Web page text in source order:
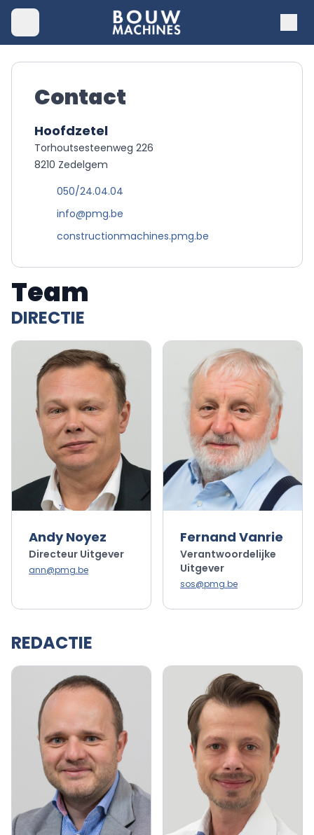
Team
DIRECTIE
Andy Noyez
Directeur Uitgever
ann@pmg.be
Fernand Vanrie
Verantwoordelijke
Uitgever
sos@pmg.be
REDACTIE
Contact
Hoofdzetel
Torhoutsesteenweg 226
8210 Zedelgem
050/24.04.04
info@pmg.be
constructionmachines.pmg.be